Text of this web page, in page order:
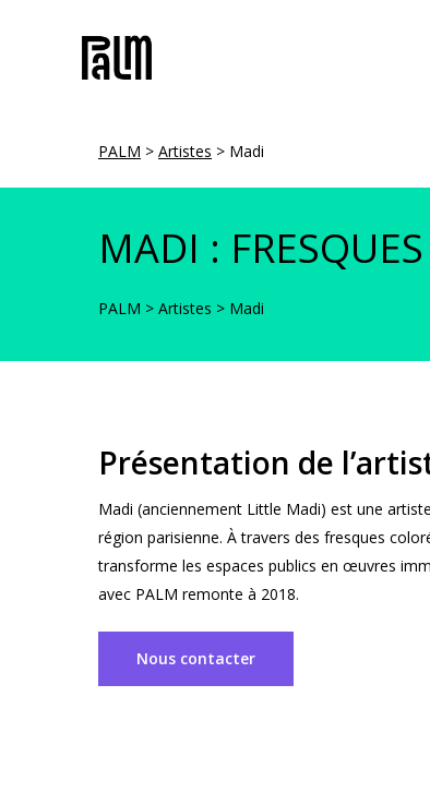
PALM > Artistes > Madi
MADI :
PALM > Artistes > Madi
Présentation de
Madi (anciennement Little Madi) est une
région parisienne. À travers des fresques
transforme les espaces publics en œuvres
avec PALM remonte à 2018.
Nous contacter